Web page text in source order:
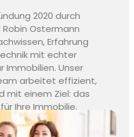
2020 durch
Ostermann
Erfahrung
mit echter
Immobilien. Unser
arbeitet effizient,
mit einem Ziel: das
Ihre Immobilie.